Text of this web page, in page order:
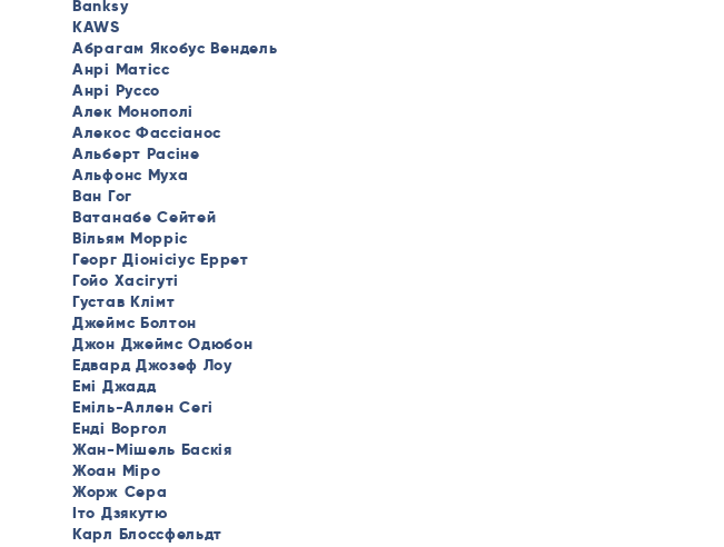
Banksy
KAWS
Абрагам Якобус Вендель
Анрі Матісс
Анрі Руссо
Алек Монополі
Алекос Фассіанос
Альберт Расіне
Альфонс Муха
Ван Гог
Ватанабе Сейтей
Вільям Морріс
Георг Діонісіус Еррет
Гойо Хасігуті
Густав Клімт
Джеймс Болтон
Джон Джеймс Одюбон
Едвард Джозеф Лоу
Емі Джадд
Еміль-Аллен Сегі
Енді Воргол
Жан-Мішель Баскія
Жоан Міро
Жорж Сера
Іто Дзякутю
Карл Блоссфельдт